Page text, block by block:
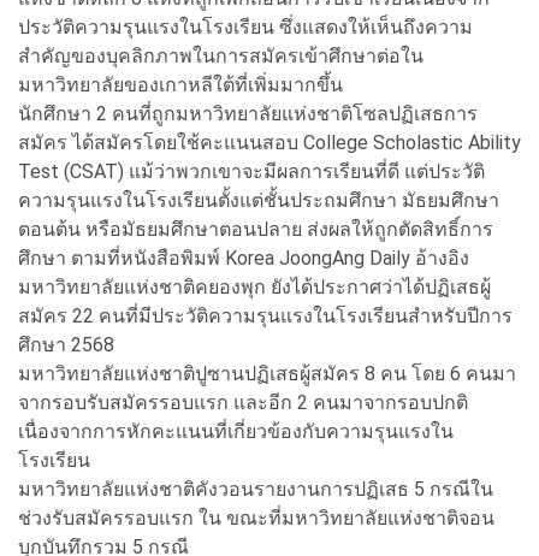
ประวัติความรุนแรงในโรงเรียน ซึ่งแสดงให้เห็นถึงความ
สำคัญของบุคลิกภาพในการสมัครเข้าศึกษาต่อใน
มหาวิทยาลัยของเกาหลีใต้ที่เพิ่มมากขึ้น
นักศึกษา 2 คนที่ถูกมหาวิทยาลัยแห่งชาติโซลปฏิเสธการ
สมัคร ได้สมัครโดยใช้คะแนนสอบ College Scholastic Ability
Test (CSAT) แม้ว่าพวกเขาจะมีผลการเรียนที่ดี แต่ประวัติ
ความรุนแรงในโรงเรียนตั้งแต่ชั้นประถมศึกษา มัธยมศึกษา
ตอนต้น หรือมัธยมศึกษาตอนปลาย ส่งผลให้ถูกตัดสิทธิ์การ
ศึกษา ตามที่หนังสือพิมพ์ Korea JoongAng Daily อ้างอิง
มหาวิทยาลัยแห่งชาติคยองพุก ยังได้ประกาศว่าได้ปฏิเสธผู้
สมัคร 22 คนที่มีประวัติความรุนแรงในโรงเรียนสำหรับปีการ
ศึกษา 2568
มหาวิทยาลัยแห่งชาติปูซานปฏิเสธผู้สมัคร 8 คน โดย 6 คนมา
จากรอบรับสมัครรอบแรก และอีก 2 คนมาจากรอบปกติ
เนื่องจากการหักคะแนนที่เกี่ยวข้องกับความรุนแรงใน
โรงเรียน
มหาวิทยาลัยแห่งชาติคังวอนรายงานการปฏิเสธ 5 กรณีใน
ช่วงรับสมัครรอบแรก ใน ขณะที่มหาวิทยาลัยแห่งชาติจอน
บุกบันทึกรวม 5 กรณี